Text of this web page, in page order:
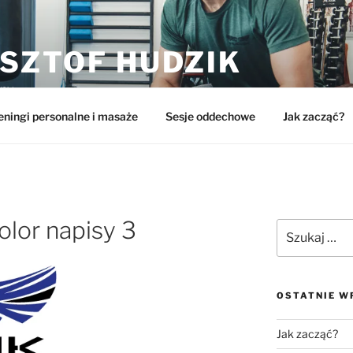
HUDZIK
personalne i masaże Sesje oddechowe Jak zacząć?
napisy 3
OSTATNIE
Jak zacząć?